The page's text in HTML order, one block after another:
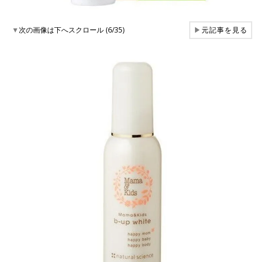
▼次の画像は下へスクロール (6/35) ▶元記事を見る